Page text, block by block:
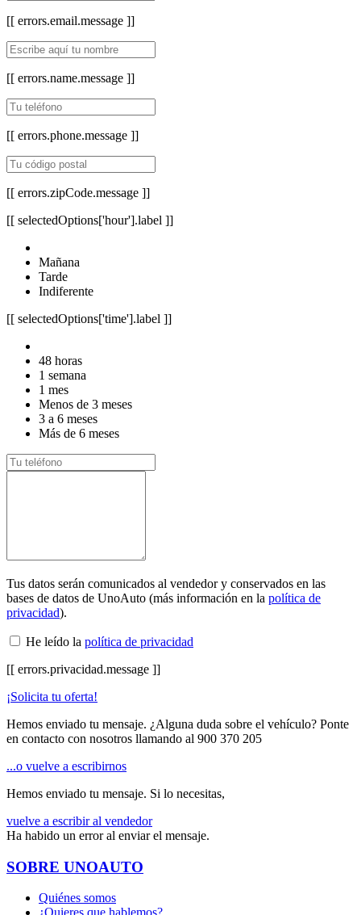
[[ errors.email.message ]]
[[ errors.name.message ]]
[[ errors.phone.message ]]
[[ errors.zipCode.message ]]
[[ selectedOptions['hour'].label ]]
Mañana
Tarde
Indiferente
[[ selectedOptions['time'].label ]]
48 horas
1 semana
1 mes
Menos de 3 meses
3 a 6 meses
Más de 6 meses
Tus datos serán comunicados al vendedor y conservados en las
bases de datos de UnoAuto (más información en la política de
privacidad).
He leído la política de privacidad
[[ errors.privacidad.message ]]
¡Solicita tu oferta!
Hemos enviado tu mensaje. ¿Alguna duda sobre el vehículo? Ponte
en contacto con nosotros llamando al 900 370 205
...o vuelve a escribirnos
Hemos enviado tu mensaje. Si lo necesitas,
vuelve a escribir al vendedor
Ha habido un error al enviar el mensaje.
SOBRE UNOAUTO
Quiénes somos